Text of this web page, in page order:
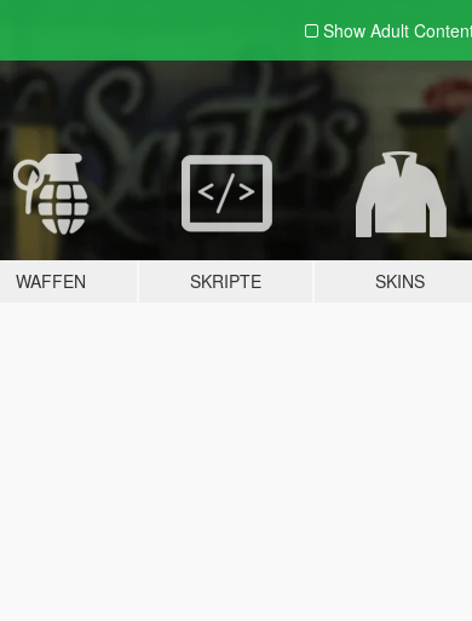
Show Adult
WAFFEN SKRIPTE SKINS